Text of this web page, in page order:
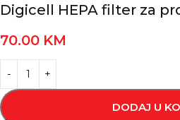
Digicell HEPA filter za
70.00 KM
DODAJ U